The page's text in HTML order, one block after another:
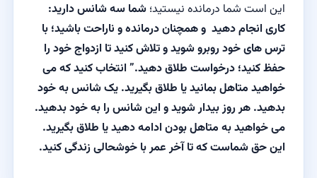
این است شما درمانده نیستید؛ شما سه شانس دارید:
کاری انجام دهید و همچنان درمانده و ناراحت باشید؛ با
ترس های خود روبرو شوید و تلاش کنید تا ازدواج خود را
حفظ کنید؛ درخواست طلاق دهید.” انتخاب کنید که می
خواهید متاهل بمانید یا طلاق بگیرید. یک شانس به خود
بدهید. هر روز بیدار شوید و این شانس را به خود بدهید.
می خواهید به متاهل بودن ادامه دهید یا طلاق بگیرید.
این حق شماست که تا آخر عمر با خوشحالی زندگی کنید.